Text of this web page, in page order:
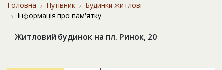
Головна Путівник
Будинки житлові
Інформація про пам'ятку
Житловий будинок на пл. Ринок, 20